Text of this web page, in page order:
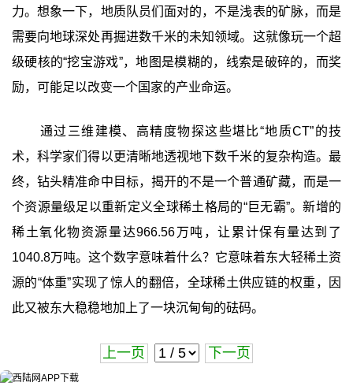
力。想象一下，地质队员们面对的，不是浅表的矿脉，而是
需要向地球深处再掘进数千米的未知领域。这就像玩一个超
级硬核的“挖宝游戏”，地图是模糊的，线索是破碎的，而奖
励，可能足以改变一个国家的产业命运。
通过三维建模、高精度物探这些堪比“地质CT”的技
术，科学家们得以更清晰地透视地下数千米的复杂构造。最
终，钻头精准命中目标，揭开的不是一个普通矿藏，而是一
个资源量级足以重新定义全球稀土格局的“巨无霸”。新增的
稀土氧化物资源量达966.56万吨，让累计保有量达到了
1040.8万吨。这个数字意味着什么？它意味着东大轻稀土资
源的“体重”实现了惊人的翻倍，全球稀土供应链的权重，因
此又被东大稳稳地加上了一块沉甸甸的砝码。
上一页 下一页